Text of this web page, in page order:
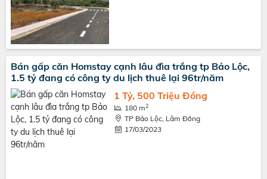
Bán gấp căn Homstay cạnh lâu đìa trắng tp Bảo Lộc,
1.5 tỷ đang có công ty du lịch thuê lại 96tr/năm
1 Tỷ, 500 Triệu Đồng
180 m2
TP Bảo Lộc, Lâm Đồng
17/03/2023